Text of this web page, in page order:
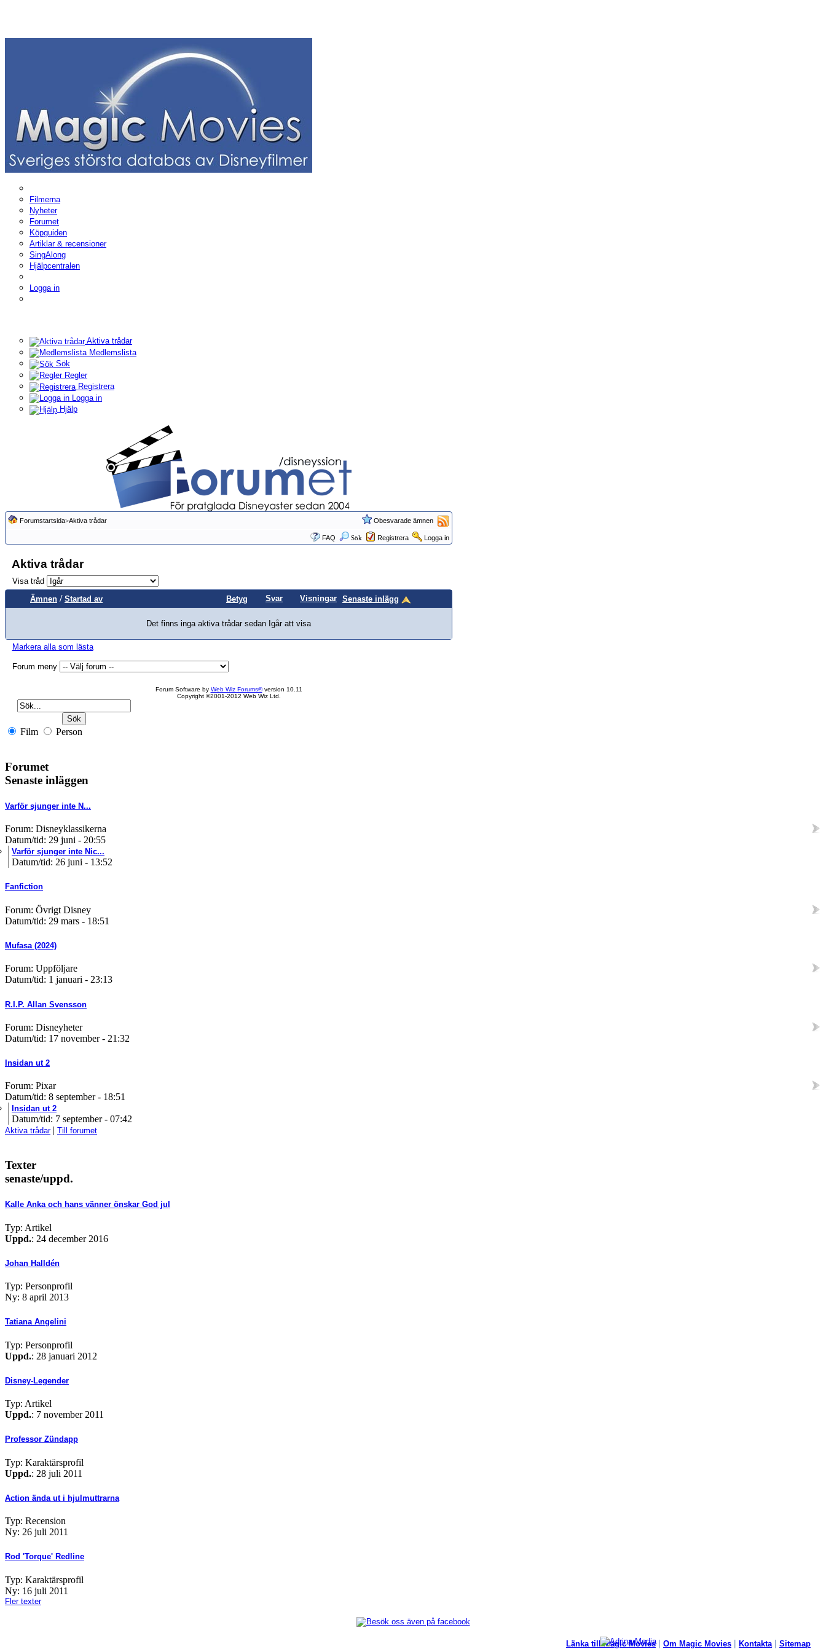
Filmerna
Nyheter
Forumet
Köpguiden
Artiklar & recensioner
SingAlong
Hjälpcentralen
Logga in
Aktiva trådar
Medlemslista
Sök
Regler
Registrera
Logga in
Hjälp
Forumstartsida>Aktiva trådar Obesvarade ämnen
FAQ Sök Registrera Logga in
Aktiva trådar
Visa tråd
Ämnen / Startad av Betyg Svar Visningar Senaste inlägg
Det finns inga aktiva trådar sedan Igår att visa
Markera alla som lästa
Forum meny
Forum Software by Web Wiz Forums®version 10.11
Copyright ©2001-2012 Web Wiz Ltd.
Film Person
Forumet
Senaste inläggen
Varför sjunger inte N...
Forum: Disneyklassikerna
Datum/tid: 29 juni - 20:55
Varför sjunger inte Nic...
Datum/tid: 26 juni - 13:52
Fanfiction
Forum: Övrigt Disney
Datum/tid: 29 mars - 18:51
Mufasa (2024)
Forum: Uppföljare
Datum/tid: 1 januari - 23:13
R.I.P. Allan Svensson
Forum: Disneyheter
Datum/tid: 17 november - 21:32
Insidan ut 2
Forum: Pixar
Datum/tid: 8 september - 18:51
Insidan ut 2
Datum/tid: 7 september - 07:42
Aktiva trådar| Till forumet
Texter
senaste/uppd.
Kalle Anka och hans vänner önskar God jul
Typ: Artikel
Uppd.: 24 december 2016
Johan Halldén
Typ: Personprofil
Ny: 8 april 2013
Tatiana Angelini
Typ: Personprofil
Uppd.: 28 januari 2012
Disney-Legender
Typ: Artikel
Uppd.: 7 november 2011
Professor Zündapp
Typ: Karaktärsprofil
Uppd.: 28 juli 2011
Action ända ut i hjulmuttrarna
Typ: Recension
Ny: 26 juli 2011
Rod 'Torque' Redline
Typ: Karaktärsprofil
Ny: 16 juli 2011
Fler texter
Länka till Magic Movies| Om Magic Movies | Kontakta | Sitemap